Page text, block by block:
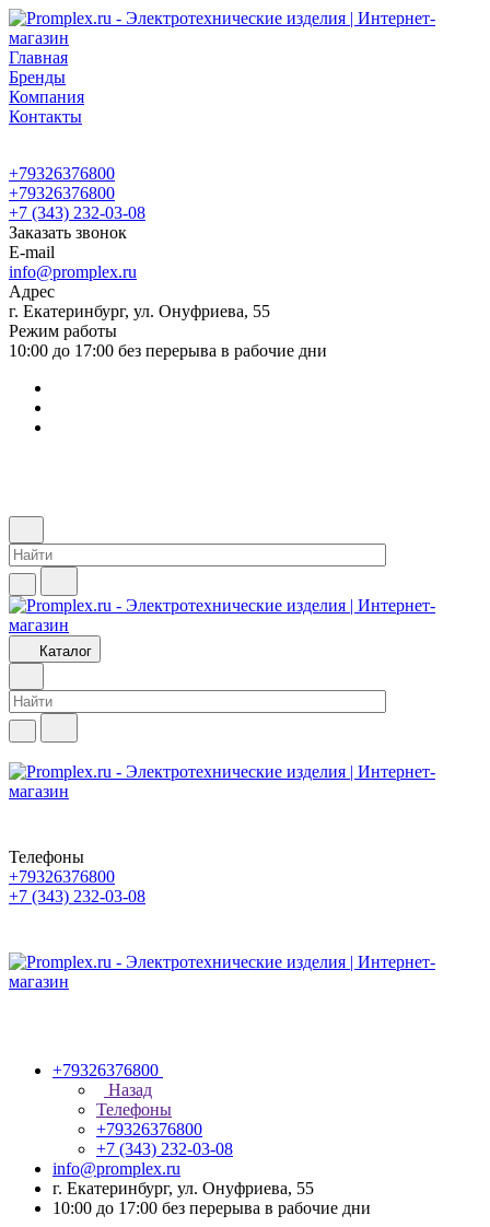
Главная
Бренды
Компания
Контакты
+79326376800
+79326376800
+7 (343) 232-03-08
Заказать звонок
E-mail
info@promplex.ru
Адрес
г. Екатеринбург, ул. Онуфриева, 55
Режим работы
10:00 до 17:00 без перерыва в рабочие дни
Каталог
Телефоны
+79326376800
+7 (343) 232-03-08
+79326376800
Назад
Телефоны
+79326376800
+7 (343) 232-03-08
info@promplex.ru
г. Екатеринбург, ул. Онуфриева, 55
10:00 до 17:00 без перерыва в рабочие дни